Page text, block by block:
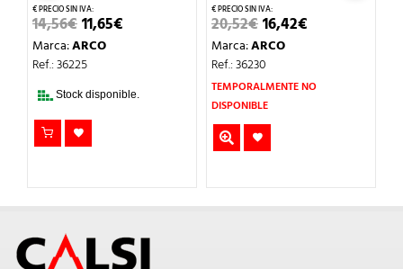
14,56€EL
PRECIO
ORIGINAL
ERA:
11,65€
Marca:ARCO
Ref.: 36225
Stock disponible.
20,52€EL
PRECIO
ORIGINAL
ERA:
20,52€.
16,42€
16,42€.
Marca:ARCO
Ref.: 36230
TEMPORALMENTE NO
DISPONIBLE